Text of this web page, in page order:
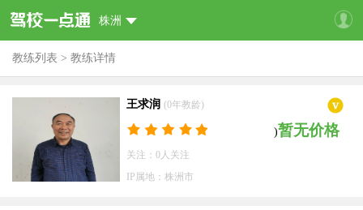
株洲
教练列表 > 教练详情
王求润 (0年教龄)
)暂无价格
关注：0人关注
IP属地：株洲市